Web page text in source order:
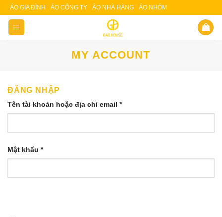
Skip
content
ÁO GIA ĐÌNH ÁO CÔNG TY ÁO NHÀ HÀNG ÁO NHÓM
MY ACCOUNT
ĐĂNG NHẬP
Tên tài khoản hoặc địa chỉ email *
Mật khẩu *